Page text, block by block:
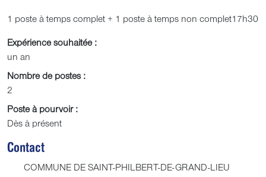
1 poste à temps complet + 1 poste à temps non complet17h30
Expérience souhaitée :
un an
Nombre de postes :
2
Poste à pourvoir :
Dès à présent
Contact
COMMUNE DE SAINT-PHILBERT-DE-GRAND-LIEU